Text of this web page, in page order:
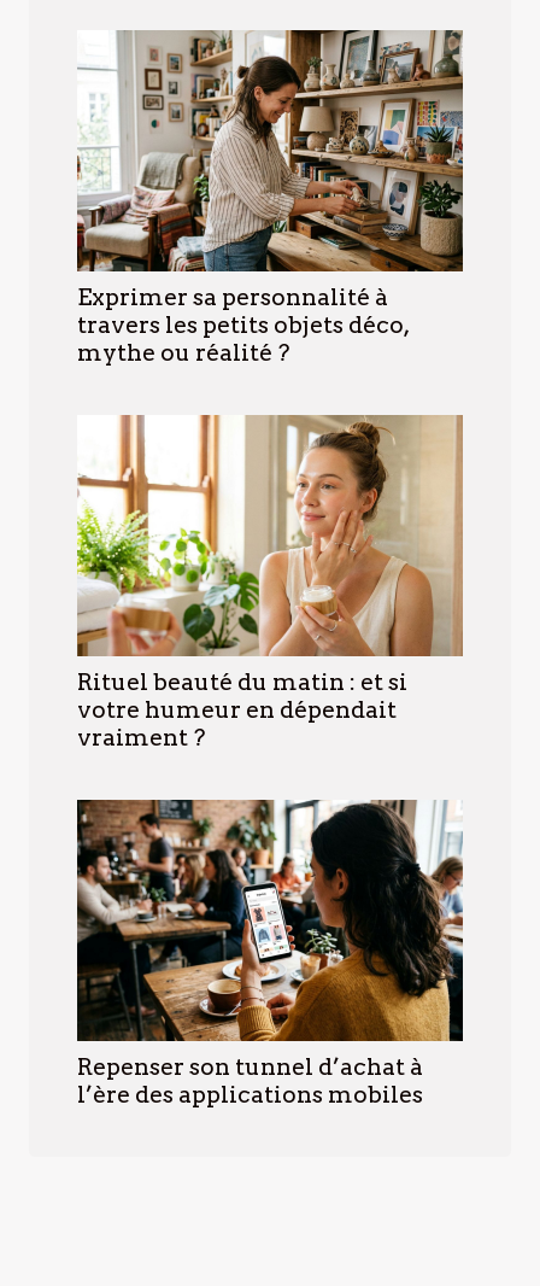
Exprimer sa personnalité à
travers les petits objets déco,
mythe ou réalité ?
Rituel beauté du matin : et si
votre humeur en dépendait
vraiment ?
Repenser son tunnel d’achat à
l’ère des applications mobiles